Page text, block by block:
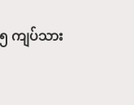
၅ ကျပ်သား